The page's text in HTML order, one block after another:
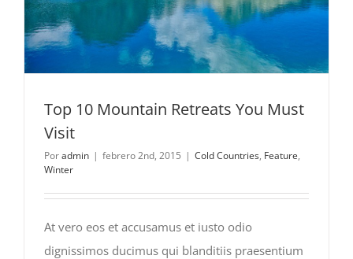
Top 10 Mountain Retreats You Must
Visit
Poradmin | febrero 2nd, 2015 | Cold Countries, Feature,
Winter
At vero eos et accusamus et iusto odio
dignissimos ducimus qui blanditiis praesentium